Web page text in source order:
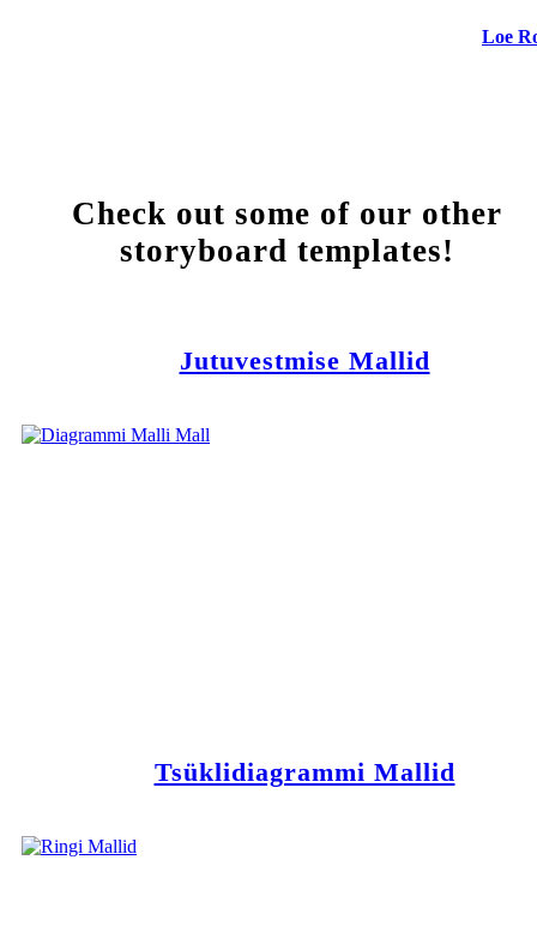
Loe
Check out some of our other
storyboard templates!
Jutuvestmise Mallid
Tsüklidiagrammi Mallid